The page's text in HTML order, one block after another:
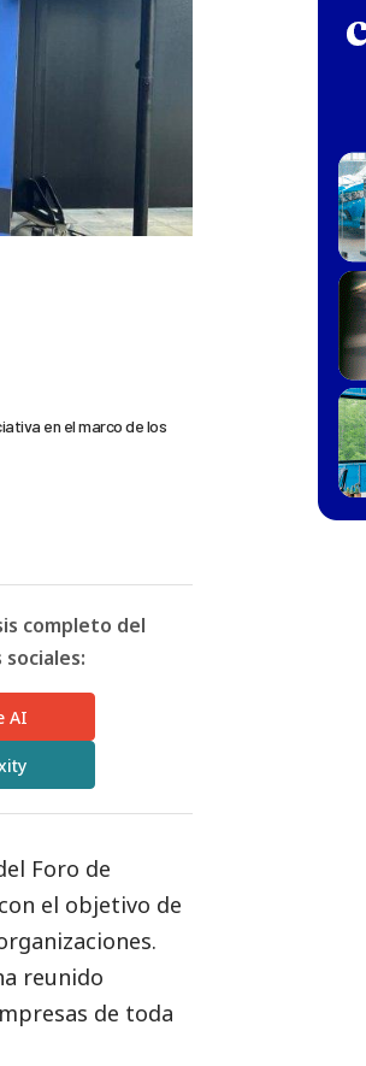
en el marco de los
completo del
AI
Foro de
el objetivo de
reunido
de toda